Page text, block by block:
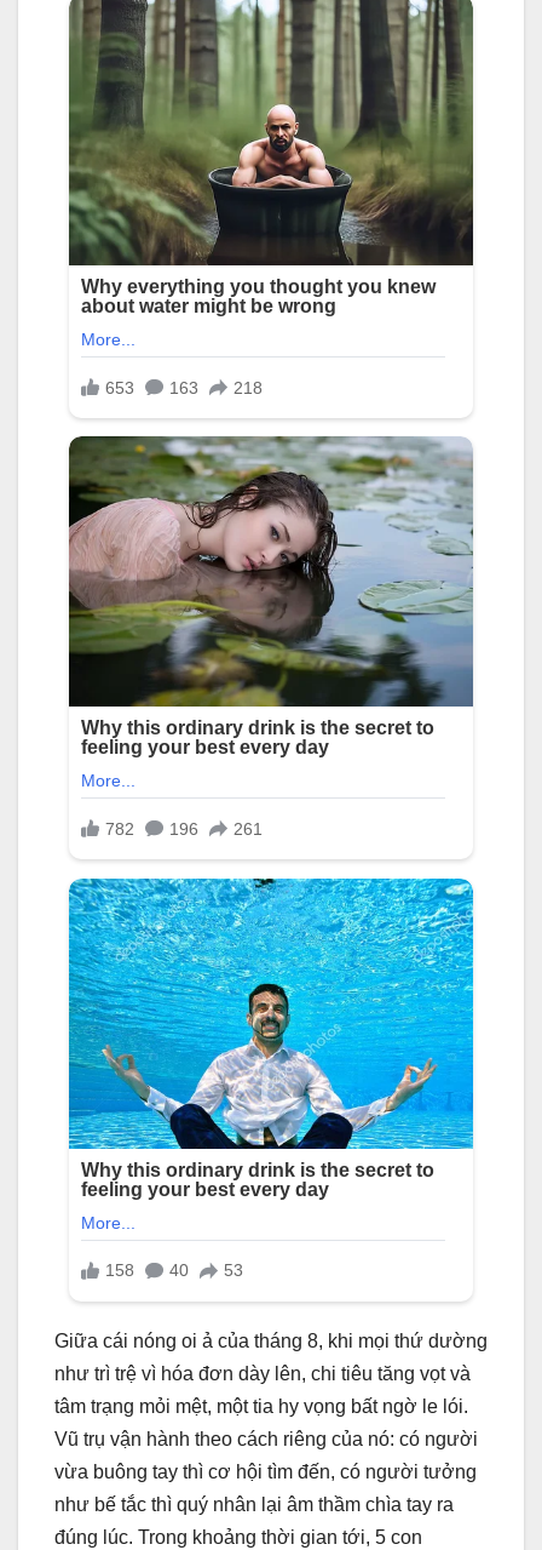
Giữa cái nóng oi ả của tháng 8, khi mọi thứ dường
như trì trệ vì hóa đơn dày lên, chi tiêu tăng vọt và
tâm trạng mỏi mệt, một tia hy vọng bất ngờ le lói.
Vũ trụ vận hành theo cách riêng của nó: có người
vừa buông tay thì cơ hội tìm đến, có người tưởng
như bế tắc thì quý nhân lại âm thầm chìa tay ra
đúng lúc. Trong khoảng thời gian tới, 5 con